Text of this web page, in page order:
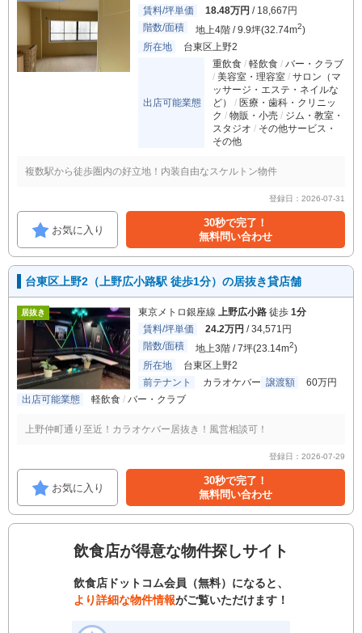
賃料/坪単価
18.48万円 / 18,667円
階数/面積
地上4階 / 9.9坪(32.74m2)
所在地
台東区上野2
出店可能業態
重飲食 軽飲食
バー・クラブ
美容室・理容室
サロン（マ
ッサージ・エステ・ネイルな
ど）
医療・歯科・クリニッ
ク
物販・小売
ジム・教室・
スタジオ
その他サービス・
その他
複数駅から徒歩圏内の好立地！内装自由なスケルトン物件
登録日：2026-07-31
お気に入り
30秒で完了！
無料問い合わせ
台東区上野2（上野広小路駅 徒歩1分）の居抜き貸店舗
居抜き 東京メトロ銀座線 上野広小路 徒歩 1分
賃料/坪単価
24.2万円 / 34,571円
階数/面積
地上3階 / 7坪(23.14m2)
所在地
台東区上野2
前テナント
カラオケバー 譲渡額
60万円
出店可能業態
軽飲食 バー・クラブ
上野仲町通り至近！カラオケバー居抜き！風営相談可！
登録日：2026-07-29
お気に入り
30秒で完了！
無料問い合わせ
飲食店が得意な物件探しサイト
飲食店ドットコム会員（無料）になると、
より詳細な物件情報がご覧いただけます！